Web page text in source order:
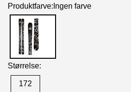
Produktfarve:Ingen farve
Størrelse:
172